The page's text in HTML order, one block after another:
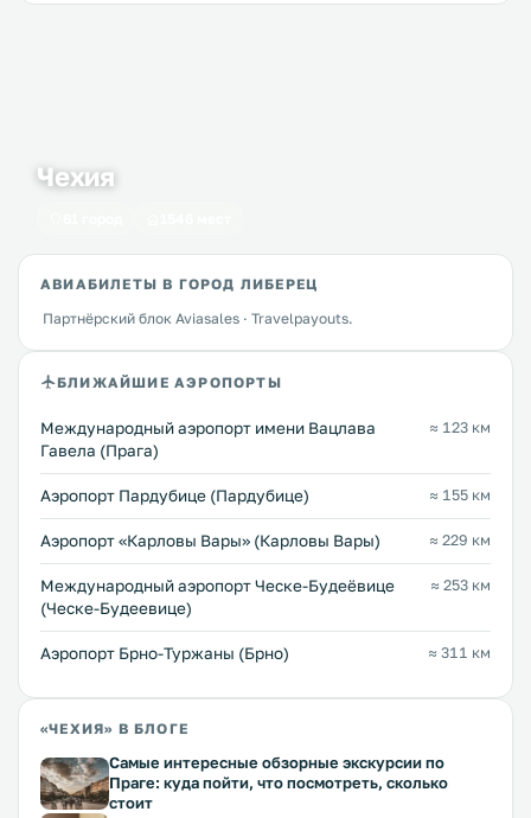
Чехия
АВИАБИЛЕТЫ В ГОРОД ЛИБЕРЕЦ
Партнёрский блок Aviasales · Travelpayouts.
БЛИЖАЙШИЕ АЭРОПОРТЫ
Международный аэропорт имени Вацлава
Гавела (Прага)
≈ 123 км
Аэропорт Пардубице (Пардубице) ≈ 155 км
Аэропорт «Карловы Вары» (Карловы Вары) ≈ 229 км
Международный аэропорт Ческе-Будеёвице
(Ческе-Будеевице)
≈ 253 км
Аэропорт Брно-Туржаны (Брно) ≈ 311 км
«ЧЕХИЯ» В БЛОГЕ
Самые интересные обзорные экскурсии по
Праге: куда пойти, что посмотреть, сколько
стоит